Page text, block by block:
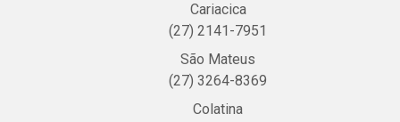
Cariacica
(27) 2141-7951
São Mateus
(27) 3264-8369
Colatina